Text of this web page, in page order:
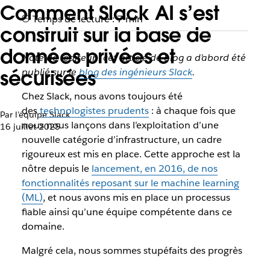
Comment Slack AI s’est
construit sur la base de
données privées et
sécurisées
Par l’équipe Slack
16 juillet 2025
Temps de lecture : 7 min
Note de l’éditeur : cet article de blog a d’abord été
publié sur leblog des ingénieurs Slack.
Chez Slack, nous avons toujours été
destechnologistes prudents: à chaque fois que
nous nous lançons dans l’exploitation d’une
nouvelle catégorie d’infrastructure, un cadre
rigoureux est mis en place. Cette approche est la
nôtre depuis le lancement, en 2016, de nos
fonctionnalités reposant sur le machine learning
(ML), et nous avons mis en place un processus
fiable ainsi qu’une équipe compétente dans ce
domaine.
Malgré cela, nous sommes stupéfaits des progrès